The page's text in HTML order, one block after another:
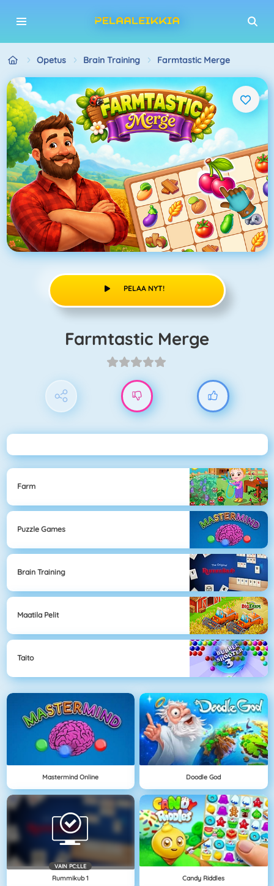
Opetus Brain Training Farmtastic Merge
PELAA NYT!
Farmtastic Merge
Farm
Puzzle Games
Brain Training
Maatila Pelit
Taito
Mastermind Online Doodle God
VAIN PC:LLE
Rummikub 1 Candy Riddles